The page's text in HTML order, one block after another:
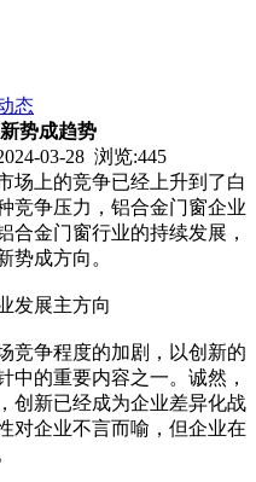
态
势成趋势
03-28 浏览:445
场上的竞争已经上升到了白
竞争压力，铝合金门窗企业
合金门窗行业的持续发展，
势成方向。
发展主方向
竞争程度的加剧，以创新的
中的重要内容之一。诚然，
创新已经成为企业差异化战
对企业不言而喻，但企业在